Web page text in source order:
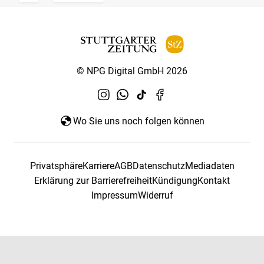
© NPG Digital GmbH 2026
Wo Sie uns noch folgen können
PrivatsphäreKarriereAGBDatenschutzMediadaten
Erklärung zur BarrierefreiheitKündigungKontakt
ImpressumWiderruf